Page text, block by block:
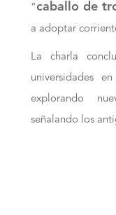
“caballo de
a adoptar
La charla
universidades
explorando
señalando los